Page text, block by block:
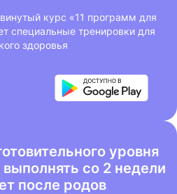
курс «11 программ для
специальные тренировки для
здоровья
уровня
со 2 недели
после родов